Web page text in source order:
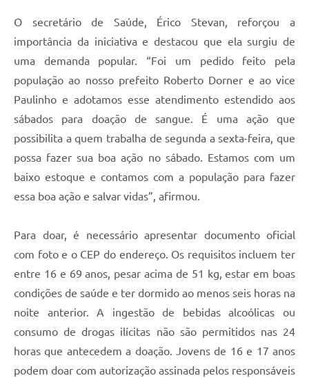
O secretário de Saúde, Érico Stevan, reforçou a
importância da iniciativa e destacou que ela surgiu de
uma demanda popular. “Foi um pedido feito pela
população ao nosso prefeito Roberto Dorner e ao vice
Paulinho e adotamos esse atendimento estendido aos
sábados para doação de sangue. É uma ação que
possibilita a quem trabalha de segunda a sexta-feira, que
possa fazer sua boa ação no sábado. Estamos com um
baixo estoque e contamos com a população para fazer
essa boa ação e salvar vidas”, afirmou.
Para doar, é necessário apresentar documento oficial
com foto e o CEP do endereço. Os requisitos incluem ter
entre 16 e 69 anos, pesar acima de 51 kg, estar em boas
condições de saúde e ter dormido ao menos seis horas na
noite anterior. A ingestão de bebidas alcoólicas ou
consumo de drogas ilícitas não são permitidos nas 24
horas que antecedem a doação. Jovens de 16 e 17 anos
podem doar com autorização assinada pelos responsáveis